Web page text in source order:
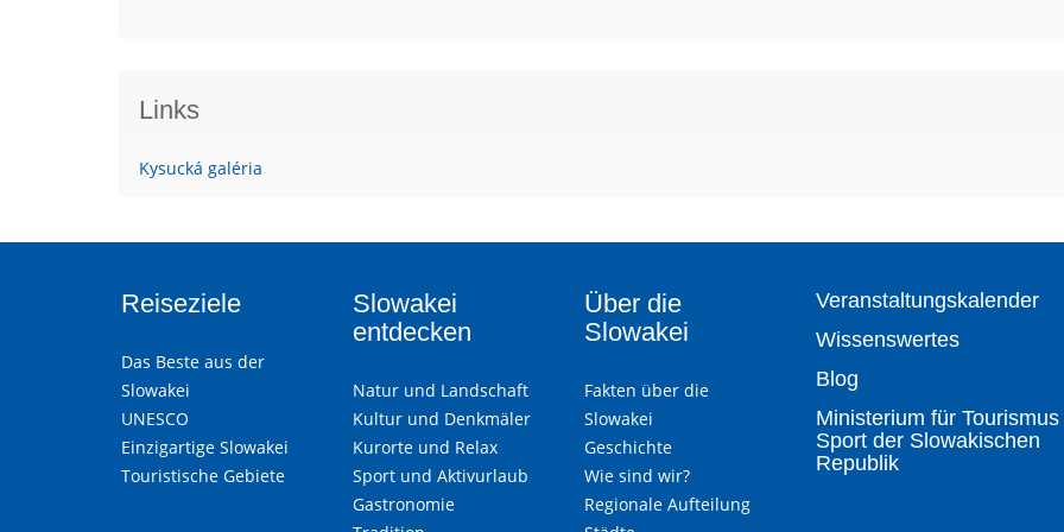
Links
Kysucká galéria
Reiseziele
Das Beste aus der
Slowakei
UNESCO
Einzigartige Slowakei
Touristische Gebiete
Slowakei
entdecken
Natur und Landschaft
Kultur und Denkmäler
Kurorte und Relax
Sport und Aktivurlaub
Gastronomie
Über die
Slowakei
Fakten über die
Slowakei
Geschichte
Wie sind wir?
Regionale Aufteilung
Veranstaltungskalender
Wissenswertes
Blog
Ministerium für
Sport der Slowakischen
Republik